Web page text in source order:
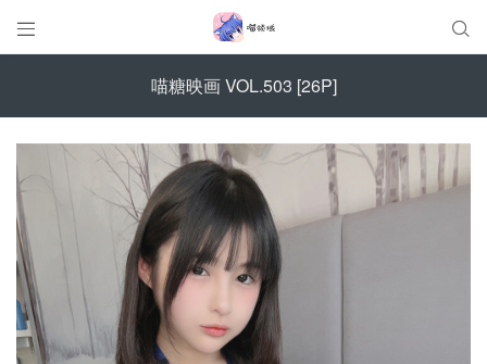
 
喵糖映画 VOL.503 [26P]